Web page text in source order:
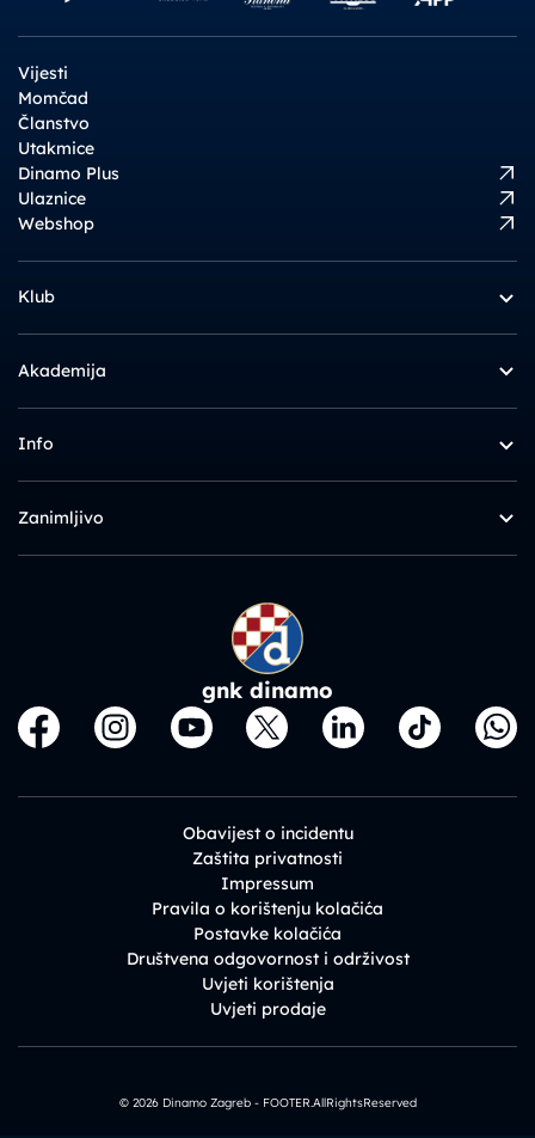
Vijesti
Momčad
Članstvo
Utakmice
Dinamo Plus
Ulaznice
Webshop
Klub
Akademija
Info
Zanimljivo
gnk dinamo
Obavijest o incidentu
Zaštita privatnosti
Impressum
Pravila o korištenju kolačića
Postavke kolačića
Društvena odgovornost i održivost
Uvjeti korištenja
Uvjeti prodaje
© 2026 Dinamo Zagreb - FOOTER.AllRightsReserved